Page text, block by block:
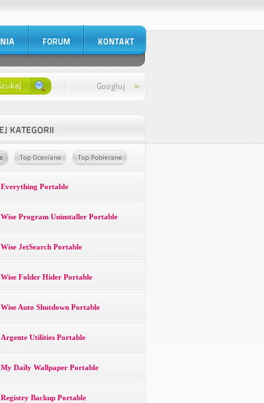
Everything Portable
Wise Program Uninstaller Portable
Wise JetSearch Portable
Wise Folder Hider Portable
Wise Auto Shutdown Portable
Argente Utilities Portable
My Daily Wallpaper Portable
Registry Backup Portable